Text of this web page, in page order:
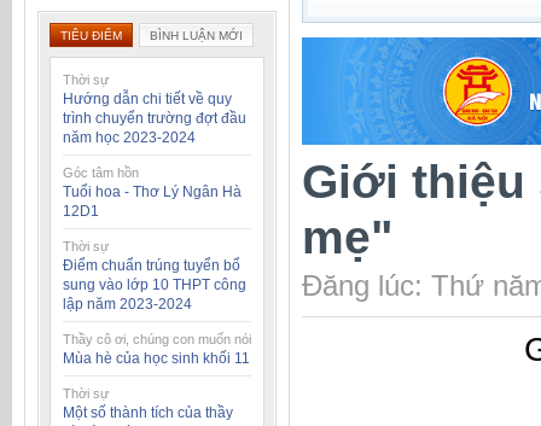
TIÊU ĐIỂM BÌNH LUẬN MỚI
Thời sự
Hướng dẫn chi tiết về quy
trình chuyển trường đợt đầu
năm học 2023-2024
Góc tâm hồn
Tuổi hoa - Thơ Lý Ngân Hà
12D1
Thời sự
Điểm chuẩn trúng tuyển bổ
sung vào lớp 10 THPT công
lập năm 2023-2024
Thầy cô ơi, chúng con muốn nói
Mùa hè của học sinh khối 11
Thời sự
Một số thành tích của thầy
Giới thiệu
mẹ"
Đăng lúc: Thứ